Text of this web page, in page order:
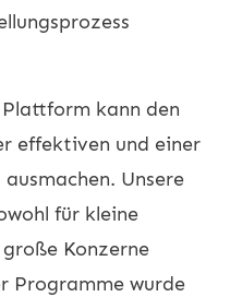
kann den
effektiven und einer
Unsere
für kleine
Konzerne
Programme wurde